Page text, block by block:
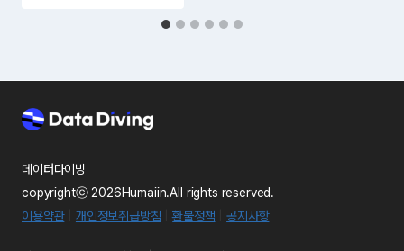
데이터다이빙
copyrightⓒ 2026Humaiin.All rights reserved.
이용약관| 개인정보취급방침 |환불정책 |공지사항